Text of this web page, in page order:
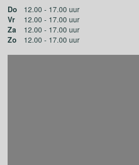
Do
12.00 - 17.00 uur
Vr
12.00 - 17.00 uur
Za
12.00 - 17.00 uur
Zo
12.00 - 17.00 uur